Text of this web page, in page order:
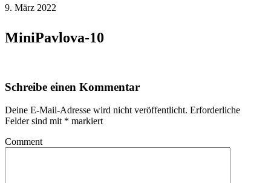
9. März 2022
MiniPavlova-10
Schreibe einen Kommentar
Deine E-Mail-Adresse wird nicht veröffentlicht. Erforderliche
Felder sind mit * markiert
Comment